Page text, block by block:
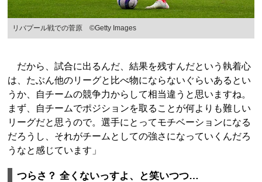
リバプール戦での菅原 ©Getty Images
だから、試合に出るんだ、結果を残すんだという執着心
は、たぶん他のリーグと比べ物にならないぐらいあるとい
うか、自チームの競争力からして相当違うと思いますね。
まず、自チームでポジションを取ることが何よりも難しい
リーグだと思うので。選手にとってモチベーションになる
だろうし、それがチームとしての強さになっていくんだろ
うなと感じています」
つらさ？ 全くないっすよ、と笑いつつ…